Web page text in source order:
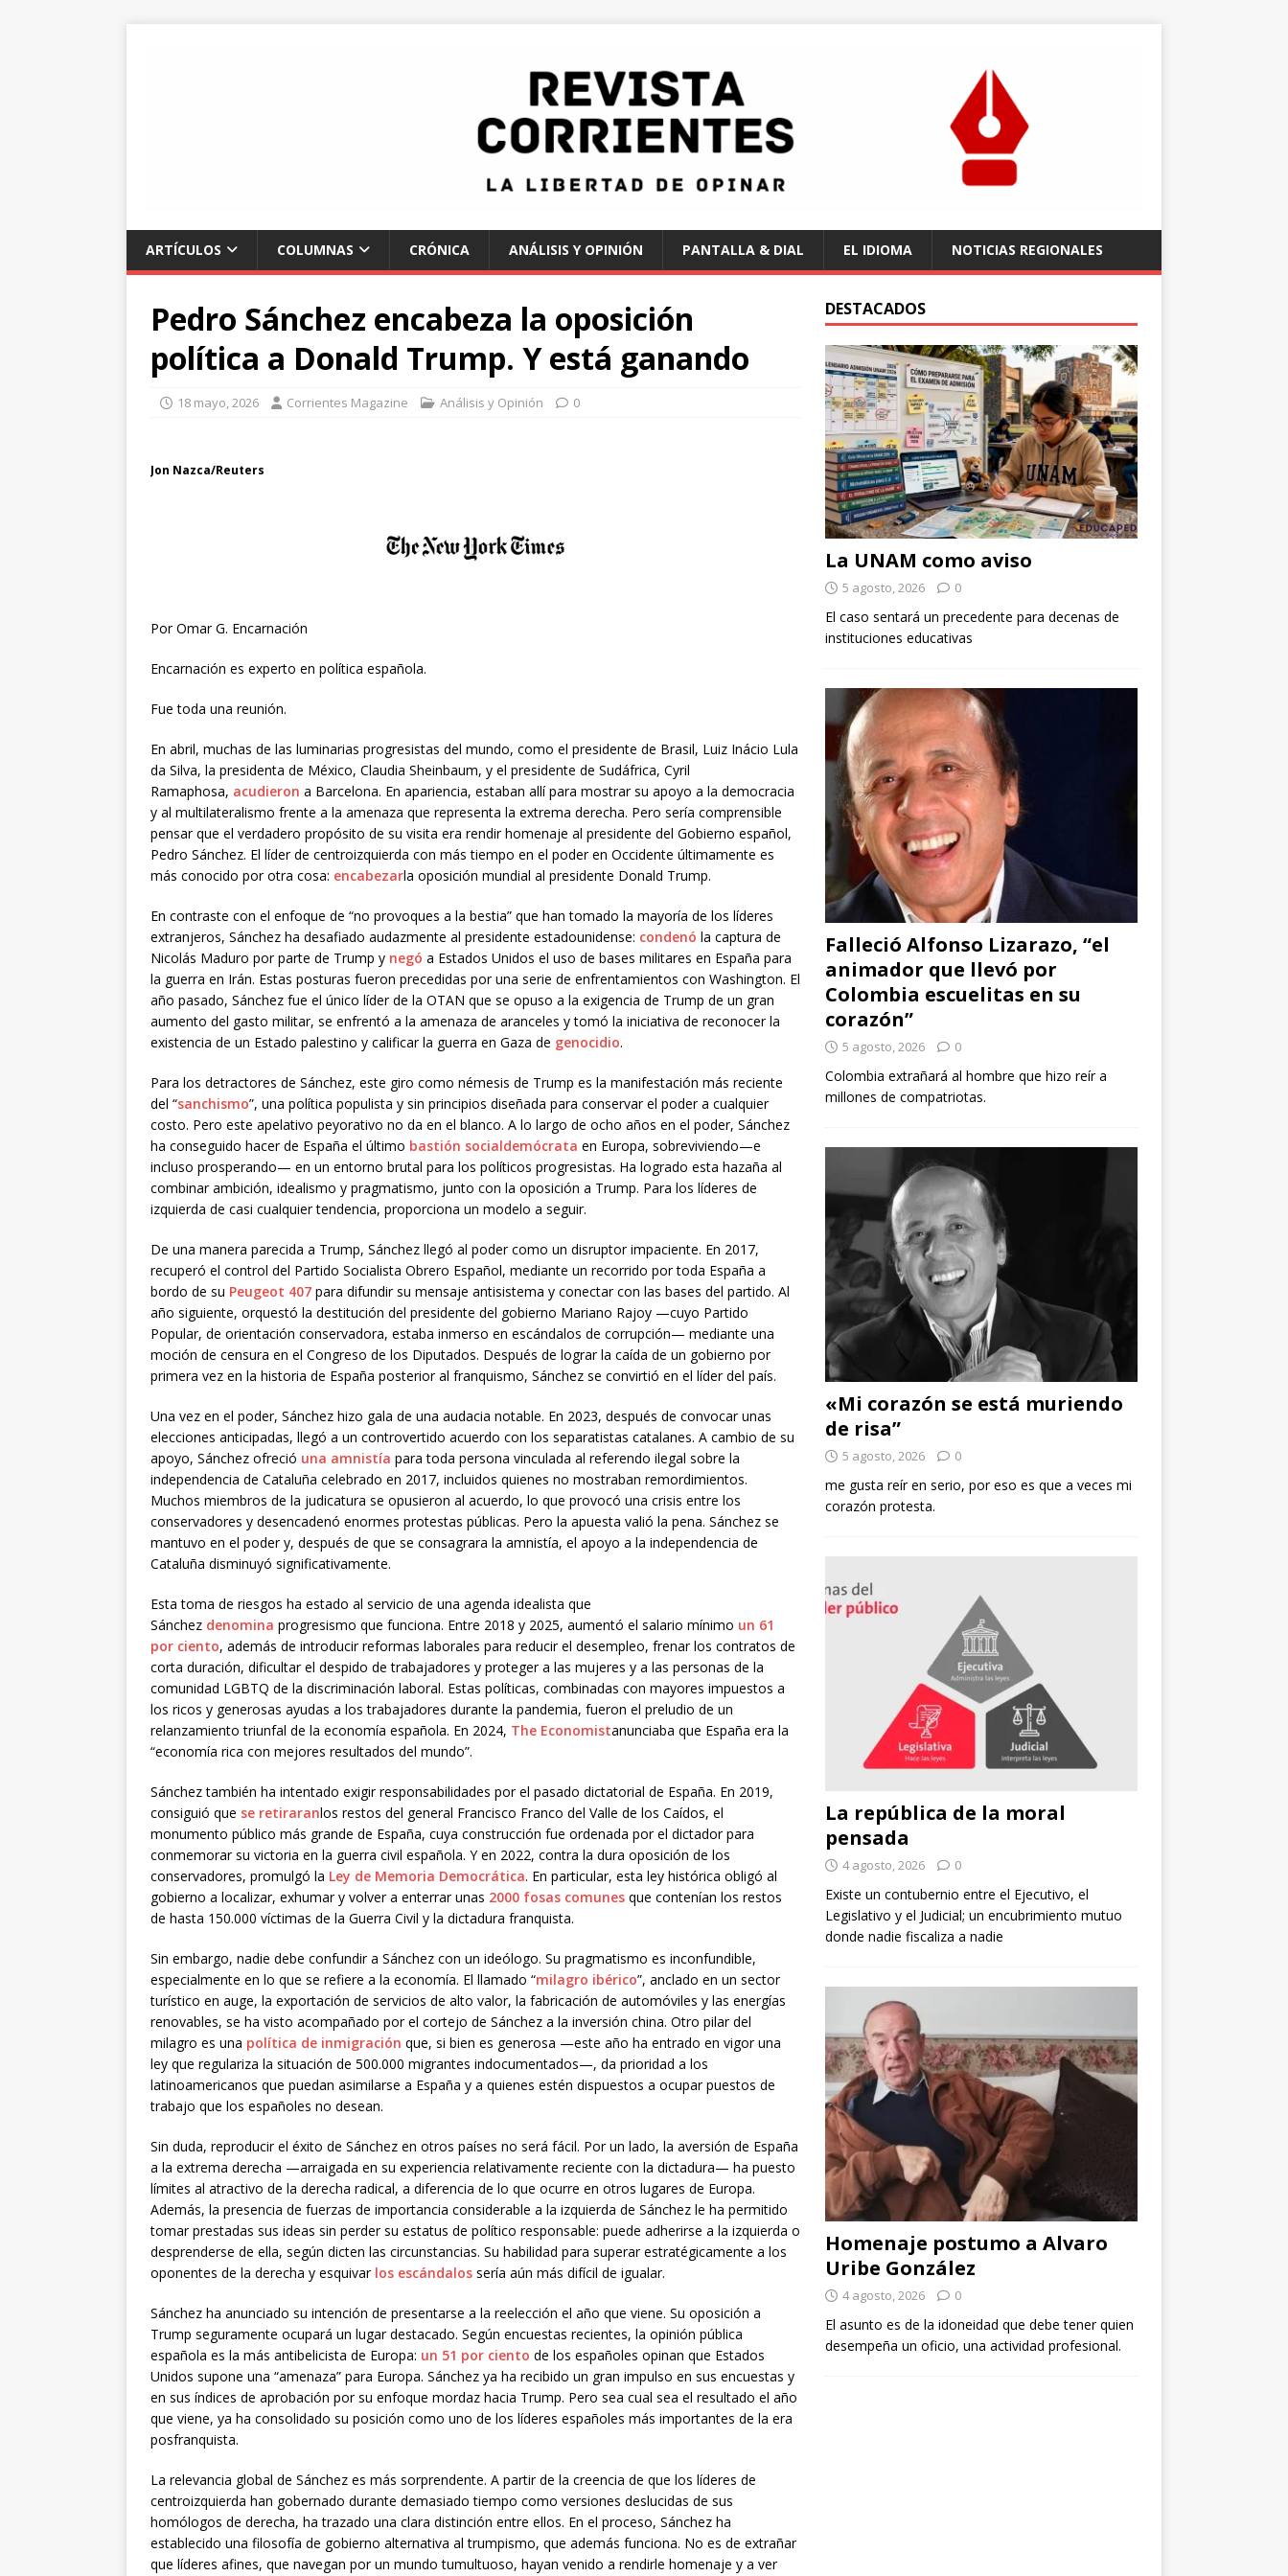
ARTÍCULOS COLUMNAS CRÓNICA ANÁLISIS Y OPINIÓN PANTALLA & DIAL EL IDIOMA NOTICIAS REGIONALES
Pedro Sánchez encabeza la oposición
política a Donald Trump. Y está ganando
18 mayo, 2026 Corrientes Magazine Análisis y Opinión 0
Jon Nazca/Reuters
Por Omar G. Encarnación
Encarnación es experto en política española.
Fue toda una reunión.
En abril, muchas de las luminarias progresistas del mundo, como el presidente de Brasil, Luiz Inácio Lula
da Silva, la presidenta de México, Claudia Sheinbaum, y el presidente de Sudáfrica, Cyril
Ramaphosa, acudieron a Barcelona. En apariencia, estaban allí para mostrar su apoyo a la democracia
y al multilateralismo frente a la amenaza que representa la extrema derecha. Pero sería comprensible
pensar que el verdadero propósito de su visita era rendir homenaje al presidente del Gobierno español,
Pedro Sánchez. El líder de centroizquierda con más tiempo en el poder en Occidente últimamente es
más conocido por otra cosa: encabezarla oposición mundial al presidente Donald Trump.
En contraste con el enfoque de “no provoques a la bestia” que han tomado la mayoría de los líderes
extranjeros, Sánchez ha desafiado audazmente al presidente estadounidense: condenó la captura de
Nicolás Maduro por parte de Trump y negó a Estados Unidos el uso de bases militares en España para
la guerra en Irán. Estas posturas fueron precedidas por una serie de enfrentamientos con Washington. El
año pasado, Sánchez fue el único líder de la OTAN que se opuso a la exigencia de Trump de un gran
aumento del gasto militar, se enfrentó a la amenaza de aranceles y tomó la iniciativa de reconocer la
existencia de un Estado palestino y calificar la guerra en Gaza de genocidio.
Para los detractores de Sánchez, este giro como némesis de Trump es la manifestación más reciente
del “sanchismo”, una política populista y sin principios diseñada para conservar el poder a cualquier
costo. Pero este apelativo peyorativo no da en el blanco. A lo largo de ocho años en el poder, Sánchez
ha conseguido hacer de España el último bastión socialdemócrata en Europa, sobreviviendo—e
incluso prosperando— en un entorno brutal para los políticos progresistas. Ha logrado esta hazaña al
combinar ambición, idealismo y pragmatismo, junto con la oposición a Trump. Para los líderes de
izquierda de casi cualquier tendencia, proporciona un modelo a seguir.
De una manera parecida a Trump, Sánchez llegó al poder como un disruptor impaciente. En 2017,
recuperó el control del Partido Socialista Obrero Español, mediante un recorrido por toda España a
bordo de su Peugeot 407 para difundir su mensaje antisistema y conectar con las bases del partido. Al
año siguiente, orquestó la destitución del presidente del gobierno Mariano Rajoy —cuyo Partido
Popular, de orientación conservadora, estaba inmerso en escándalos de corrupción— mediante una
moción de censura en el Congreso de los Diputados. Después de lograr la caída de un gobierno por
primera vez en la historia de España posterior al franquismo, Sánchez se convirtió en el líder del país.
Una vez en el poder, Sánchez hizo gala de una audacia notable. En 2023, después de convocar unas
elecciones anticipadas, llegó a un controvertido acuerdo con los separatistas catalanes. A cambio de su
apoyo, Sánchez ofreció una amnistía para toda persona vinculada al referendo ilegal sobre la
independencia de Cataluña celebrado en 2017, incluidos quienes no mostraban remordimientos.
Muchos miembros de la judicatura se opusieron al acuerdo, lo que provocó una crisis entre los
conservadores y desencadenó enormes protestas públicas. Pero la apuesta valió la pena. Sánchez se
mantuvo en el poder y, después de que se consagrara la amnistía, el apoyo a la independencia de
Cataluña disminuyó significativamente.
Esta toma de riesgos ha estado al servicio de una agenda idealista que
Sánchez denomina progresismo que funciona. Entre 2018 y 2025, aumentó el salario mínimo un 61
por ciento, además de introducir reformas laborales para reducir el desempleo, frenar los contratos de
corta duración, dificultar el despido de trabajadores y proteger a las mujeres y a las personas de la
comunidad LGBTQ de la discriminación laboral. Estas políticas, combinadas con mayores impuestos a
los ricos y generosas ayudas a los trabajadores durante la pandemia, fueron el preludio de un
relanzamiento triunfal de la economía española. En 2024, The Economistanunciaba que España era la
“economía rica con mejores resultados del mundo”.
Sánchez también ha intentado exigir responsabilidades por el pasado dictatorial de España. En 2019,
consiguió que se retiraranlos restos del general Francisco Franco del Valle de los Caídos, el
monumento público más grande de España, cuya construcción fue ordenada por el dictador para
conmemorar su victoria en la guerra civil española. Y en 2022, contra la dura oposición de los
conservadores, promulgó la Ley de Memoria Democrática. En particular, esta ley histórica obligó al
gobierno a localizar, exhumar y volver a enterrar unas 2000 fosas comunes que contenían los restos
de hasta 150.000 víctimas de la Guerra Civil y la dictadura franquista.
Sin embargo, nadie debe confundir a Sánchez con un ideólogo. Su pragmatismo es inconfundible,
especialmente en lo que se refiere a la economía. El llamado “milagro ibérico”, anclado en un sector
turístico en auge, la exportación de servicios de alto valor, la fabricación de automóviles y las energías
renovables, se ha visto acompañado por el cortejo de Sánchez a la inversión china. Otro pilar del
milagro es una política de inmigración que, si bien es generosa —este año ha entrado en vigor una
ley que regulariza la situación de 500.000 migrantes indocumentados—, da prioridad a los
latinoamericanos que puedan asimilarse a España y a quienes estén dispuestos a ocupar puestos de
trabajo que los españoles no desean.
Sin duda, reproducir el éxito de Sánchez en otros países no será fácil. Por un lado, la aversión de España
a la extrema derecha —arraigada en su experiencia relativamente reciente con la dictadura— ha puesto
límites al atractivo de la derecha radical, a diferencia de lo que ocurre en otros lugares de Europa.
Además, la presencia de fuerzas de importancia considerable a la izquierda de Sánchez le ha permitido
tomar prestadas sus ideas sin perder su estatus de político responsable: puede adherirse a la izquierda o
desprenderse de ella, según dicten las circunstancias. Su habilidad para superar estratégicamente a los
oponentes de la derecha y esquivar los escándalos sería aún más difícil de igualar.
Sánchez ha anunciado su intención de presentarse a la reelección el año que viene. Su oposición a
Trump seguramente ocupará un lugar destacado. Según encuestas recientes, la opinión pública
española es la más antibelicista de Europa: un 51 por ciento de los españoles opinan que Estados
Unidos supone una “amenaza” para Europa. Sánchez ya ha recibido un gran impulso en sus encuestas y
en sus índices de aprobación por su enfoque mordaz hacia Trump. Pero sea cual sea el resultado el año
que viene, ya ha consolidado su posición como uno de los líderes españoles más importantes de la era
posfranquista.
La relevancia global de Sánchez es más sorprendente. A partir de la creencia de que los líderes de
centroizquierda han gobernado durante demasiado tiempo como versiones deslucidas de sus
homólogos de derecha, ha trazado una clara distinción entre ellos. En el proceso, Sánchez ha
establecido una filosofía de gobierno alternativa al trumpismo, que además funciona. No es de extrañar
que líderes afines, que navegan por un mundo tumultuoso, hayan venido a rendirle homenaje y a ver
DESTACADOS
La UNAM como aviso
5 agosto, 2026 0
El caso sentará un precedente para decenas de
instituciones educativas
Falleció Alfonso Lizarazo, “el
animador que llevó por
Colombia escuelitas en su
corazón”
5 agosto, 2026 0
Colombia extrañará al hombre que hizo reír a
millones de compatriotas.
«Mi corazón se está muriendo
de risa”
5 agosto, 2026 0
me gusta reír en serio, por eso es que a veces mi
corazón protesta.
La república de la moral
pensada
4 agosto, 2026 0
Existe un contubernio entre el Ejecutivo, el
Legislativo y el Judicial; un encubrimiento mutuo
donde nadie fiscaliza a nadie
Homenaje postumo a Alvaro
Uribe González
4 agosto, 2026 0
El asunto es de la idoneidad que debe tener quien
desempeña un oficio, una actividad profesional.